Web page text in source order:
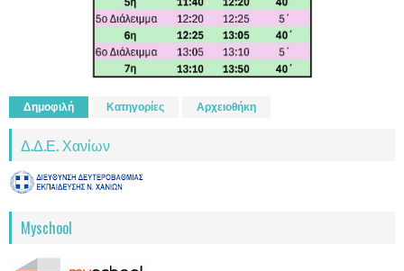
Δημοφιλή Κατηγορίες Αρχειοθήκη
Δ.Δ.Ε. Χανίων
Myschool